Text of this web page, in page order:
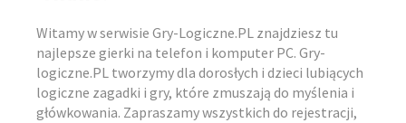
Witamy w serwisie Gry-Logiczne.PL znajdziesz tu
najlepsze gierki na telefon i komputer PC. Gry-
logiczne.PL tworzymy dla dorosłych i dzieci lubiących
logiczne zagadki i gry, które zmuszają do myślenia i
główkowania. Zapraszamy wszystkich do rejestracji,